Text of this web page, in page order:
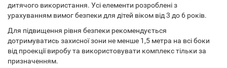
дитячого використання. Усі елементи розроблені з
урахуванням вимог безпеки для дітей віком від 3 до 6 років.
Для підвищення рівня безпеки рекомендується
дотримуватись захисної зони не менше 1,5 метра на всі боки
від проекції виробу та використовувати комплекс тільки за
призначенням.